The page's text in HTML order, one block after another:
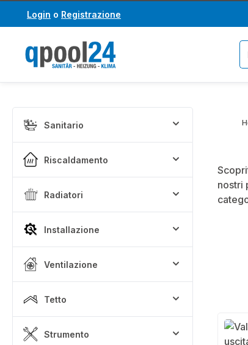
al contenuto principale
Salta alla ricerca
Login o Registrazione
Sanitario
Riscaldamento
Radiatori
Installazione
Ventilazione
Tetto
Strumento
nostri